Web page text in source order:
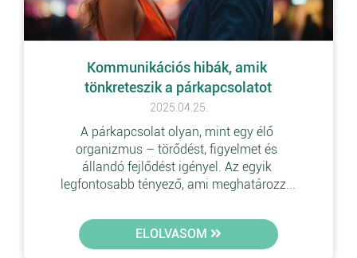
Kommunikációs hibák, amik
tönkreteszik a párkapcsolatot
2025.04.25.
A párkapcsolat olyan, mint egy élő
organizmus – törődést, figyelmet és
állandó fejlődést igényel. Az egyik
legfontosabb tényező, ami meghatározz...
ELOLVASOM